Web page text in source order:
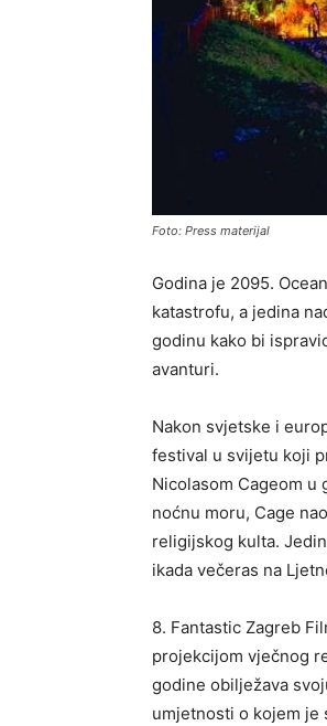
Foto: Press materijal
Godina je 2095.
katastrofu, a jedina
godinu kako bi
avanturi.
Nakon svjetske i
festival u svijetu koji
Nicolasom Cageom u
noćnu moru, Cage
religijskog kulta.
ikada večeras na
8. Fantastic Zagreb
projekcijom vječnog
godine obilježava
umjetnosti o kojem je